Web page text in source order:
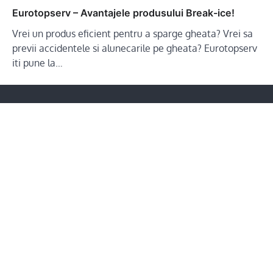
Eurotopserv – Avantajele produsului Break-ice!
Vrei un produs eficient pentru a sparge gheata? Vrei sa
previi accidentele si alunecarile pe gheata? Eurotopserv
iti pune la…